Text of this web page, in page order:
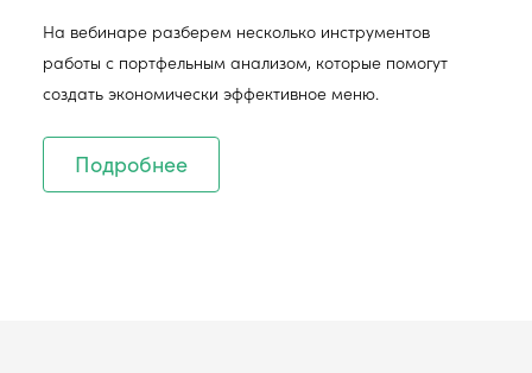
На вебинаре разберем несколько инструментов
работы с портфельным анализом, которые помогут
создать экономически эффективное меню.
Подробнее